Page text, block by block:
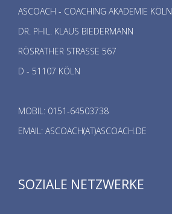
ASCOACH - COACHING AKADEMIE KÖLN
DR. PHIL. KLAUS BIEDERMANN
RÖSRATHER STRASSE 567
D - 51107 KÖLN
MOBIL: 0151-64503738
EMAIL: ASCOACH(AT)ASCOACH.DE
SOZIALE NETZWERKE